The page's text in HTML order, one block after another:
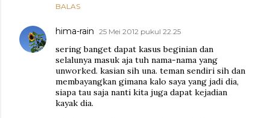
BALAS
hima-rain 25 Mei 2012 pukul 22.25
sering banget dapat kasus beginian dan
selalunya masuk aja tuh nama-nama yang
unworked. kasian sih una. teman sendiri sih dan
membayangkan gimana kalo saya yang jadi dia,
siapa tau saja nanti kita juga dapat kejadian
kayak dia.